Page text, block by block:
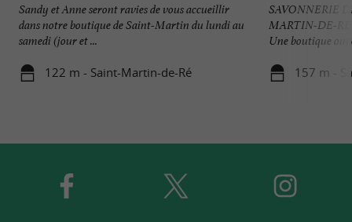
Sandy et Anne seront ravies de vous accueillir
dans notre boutique de Saint-Martin du lundi au
samedi (jour et ...
122 m - Saint-Martin-de-Ré
SAVONNERIE
MARTIN-DE-
Une boutique
157 m -